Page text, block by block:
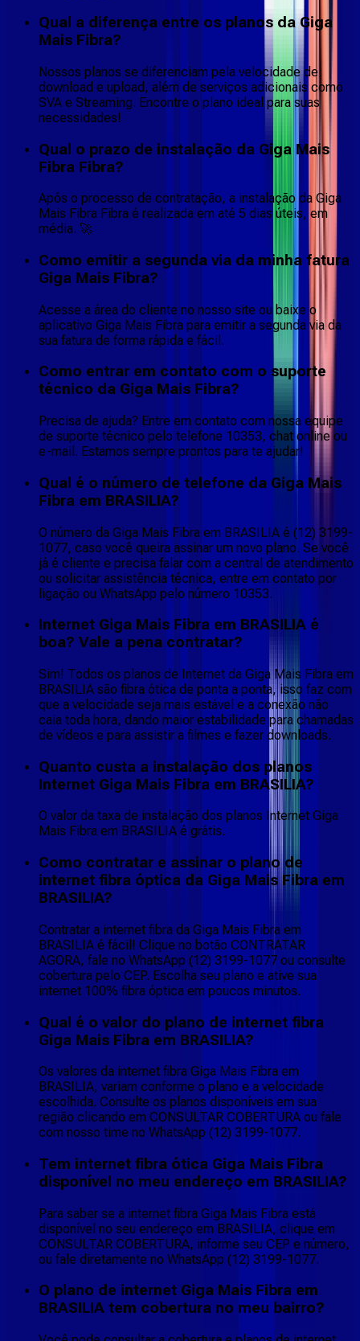
Qual a diferença entre os planos da Giga
Mais Fibra?
Nossos planos se diferenciam pela velocidade de
download e upload, além de serviços adicionais como
SVA e Streaming. Encontre o plano ideal para suas
necessidades!
Qual o prazo de instalação da Giga Mais
Fibra Fibra?
Após o processo de contratação, a instalação da Giga
Mais Fibra Fibra é realizada em até 5 dias úteis, em
média. 🚀
Como emitir a segunda via da minha fatura
Giga Mais Fibra?
Acesse a área do cliente no nosso site ou baixe o
aplicativo Giga Mais Fibra para emitir a segunda via da
sua fatura de forma rápida e fácil.
Como entrar em contato com o suporte
técnico da Giga Mais Fibra?
Precisa de ajuda? Entre em contato com nossa equipe
de suporte técnico pelo telefone 10353, chat online ou
e-mail. Estamos sempre prontos para te ajudar!
Qual é o número de telefone da Giga Mais
Fibra em BRASILIA?
O número da Giga Mais Fibra em BRASILIA é (12) 3199-
1077, caso você queira assinar um novo plano. Se você
já é cliente e precisa falar com a central de atendimento
ou solicitar assistência técnica, entre em contato por
ligação ou WhatsApp pelo número 10353.
Internet Giga Mais Fibra em BRASILIA é
boa? Vale a pena contratar?
Sim! Todos os planos de Internet da Giga Mais Fibra em
BRASILIA são fibra ótica de ponta a ponta, isso faz com
que a velocidade seja mais estável e a conexão não
caia toda hora, dando maior estabilidade para chamadas
de vídeos e para assistir a filmes e fazer downloads.
Quanto custa a instalação dos planos
Internet Giga Mais Fibra em BRASILIA?
O valor da taxa de instalação dos planos Internet Giga
Mais Fibra em BRASILIA é grátis.
Como contratar e assinar o plano de
internet fibra óptica da Giga Mais Fibra em
BRASILIA?
Contratar a internet fibra da Giga Mais Fibra em
BRASILIA é fácil! Clique no botão CONTRATAR
AGORA, fale no WhatsApp (12) 3199-1077 ou consulte
cobertura pelo CEP. Escolha seu plano e ative sua
internet 100% fibra óptica em poucos minutos.
Qual é o valor do plano de internet fibra
Giga Mais Fibra em BRASILIA?
Os valores da internet fibra Giga Mais Fibra em
BRASILIA, variam conforme o plano e a velocidade
escolhida. Consulte os planos disponíveis em sua
região clicando em CONSULTAR COBERTURA ou fale
com nosso time no WhatsApp (12) 3199-1077.
Tem internet fibra ótica Giga Mais Fibra
disponível no meu endereço em BRASILIA?
Para saber se a internet fibra Giga Mais Fibra está
disponível no seu endereço em BRASILIA, clique em
CONSULTAR COBERTURA, informe seu CEP e número,
ou fale diretamente no WhatsApp (12) 3199-1077.
O plano de internet Giga Mais Fibra em
BRASILIA tem cobertura no meu bairro?